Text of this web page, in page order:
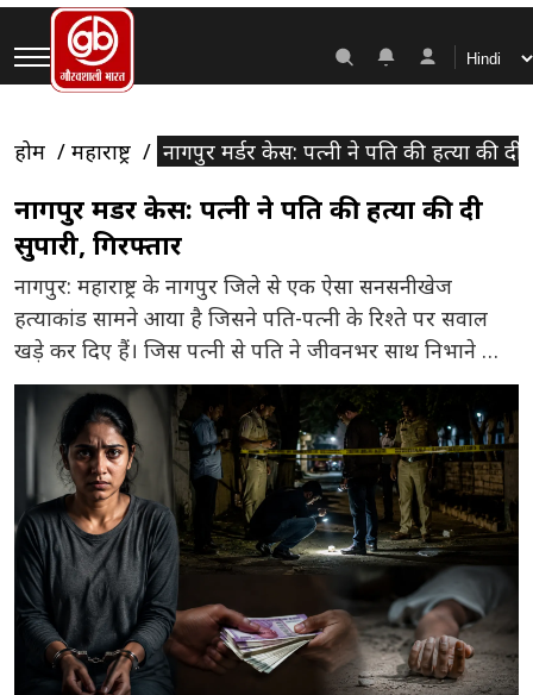
होम महाराष्ट्र नागपुर मर्डर केस: पत्नी ने पति की हत्या की दी
नागपुर मर्डर केस: पत्नी ने पति की हत्या की दी
सुपारी, गिरफ्तार
नागपुर: महाराष्ट्र के नागपुर जिले से एक ऐसा सनसनीखेज
हत्याकांड सामने आया है जिसने पति-पत्नी के रिश्ते पर सवाल
खड़े कर दिए हैं। जिस पत्नी से पति ने जीवनभर साथ निभाने की
उम्मीद की थी, उसी ने कथित तौर पर उसकी हत्या की साजिश
रच डाली। पुलिस जांच में सामने आया कि पत्नी ने पति […]